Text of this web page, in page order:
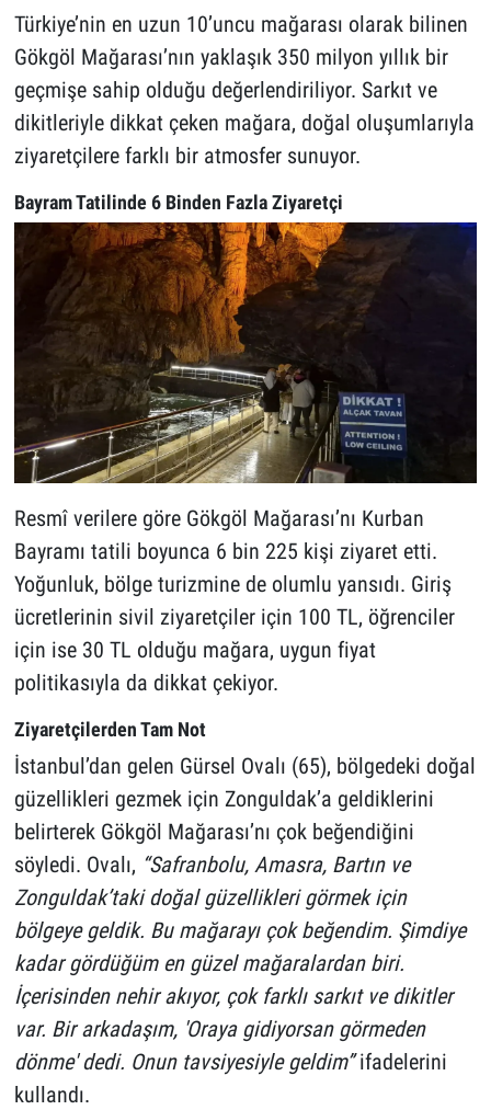
Türkiye’nin en uzun 10’uncu mağarası olarak bilinen
Gökgöl Mağarası’nın yaklaşık 350 milyon yıllık bir
geçmişe sahip olduğu değerlendiriliyor. Sarkıt ve
dikitleriyle dikkat çeken mağara, doğal oluşumlarıyla
ziyaretçilere farklı bir atmosfer sunuyor.
Bayram Tatilinde 6 Binden Fazla Ziyaretçi
Resmî verilere göre Gökgöl Mağarası’nı Kurban
Bayramı tatili boyunca 6 bin 225 kişi ziyaret etti.
Yoğunluk, bölge turizmine de olumlu yansıdı. Giriş
ücretlerinin sivil ziyaretçiler için 100 TL, öğrenciler
için ise 30 TL olduğu mağara, uygun fiyat
politikasıyla da dikkat çekiyor.
Ziyaretçilerden Tam Not
İstanbul’dan gelen Gürsel Ovalı (65), bölgedeki doğal
güzellikleri gezmek için Zonguldak’a geldiklerini
belirterek Gökgöl Mağarası’nı çok beğendiğini
söyledi. Ovalı, “Safranbolu, Amasra, Bartın ve
Zonguldak’taki doğal güzellikleri görmek için
bölgeye geldik. Bu mağarayı çok beğendim. Şimdiye
kadar gördüğüm en güzel mağaralardan biri.
İçerisinden nehir akıyor, çok farklı sarkıt ve dikitler
var. Bir arkadaşım, 'Oraya gidiyorsan görmeden
dönme' dedi. Onun tavsiyesiyle geldim”ifadelerini
kullandı.